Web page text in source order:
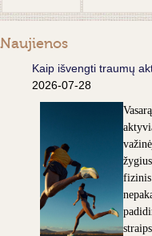
Naujienos
Kaip išvengti traumų
2026-07-28
fizinis